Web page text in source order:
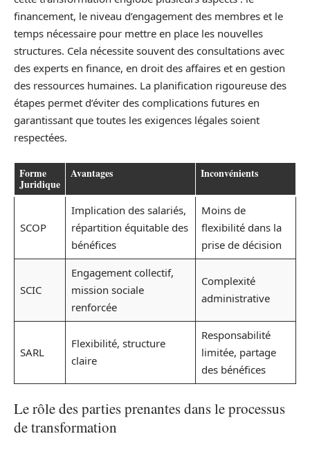
financement, le niveau d’engagement des membres et le
temps nécessaire pour mettre en place les nouvelles
structures. Cela nécessite souvent des consultations avec
des experts en finance, en droit des affaires et en gestion
des ressources humaines. La planification rigoureuse des
étapes permet d’éviter des complications futures en
garantissant que toutes les exigences légales soient
respectées.
Forme
Juridique
Avantages Inconvénients
SCOP
Implication des salariés,
répartition équitable des
bénéfices
Moins de
flexibilité dans la
prise de décision
SCIC
Engagement collectif,
mission sociale
renforcée
Complexité
administrative
SARL
Flexibilité, structure
claire
Responsabilité
limitée, partage
des bénéfices
Le rôle des parties prenantes dans le processus
de transformation